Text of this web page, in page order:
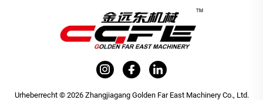
Urheberrecht © 2026 Zhangjiagang Golden Far East Machinery Co., Ltd.